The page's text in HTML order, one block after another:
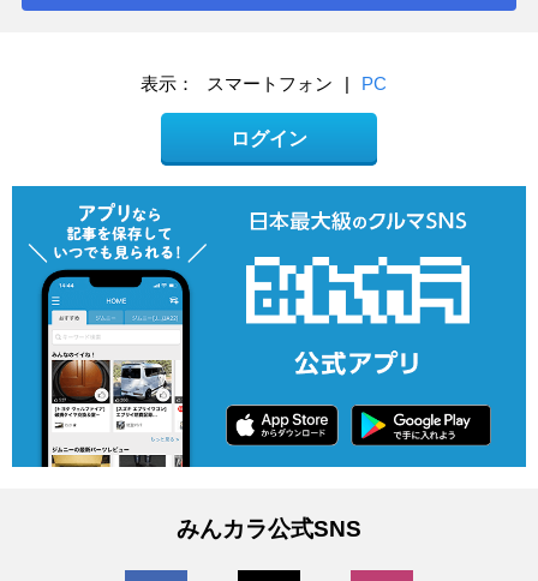
表示： スマートフォン | PC
ログイン
みんカラ公式SNS